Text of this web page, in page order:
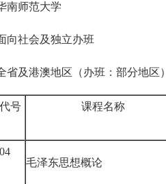
师范大学
社会及独立办班
及港澳地区（办班：部分地区）
号 课程名称
毛泽东思想概论